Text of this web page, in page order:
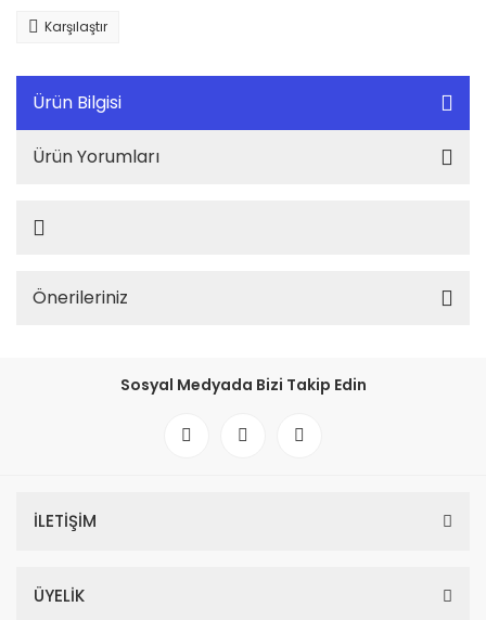
Karşılaştır
Ürün Bilgisi
Ürün Yorumları
Önerileriniz
Sosyal Medyada Bizi Takip Edin
İLETİŞİM
ÜYELİK